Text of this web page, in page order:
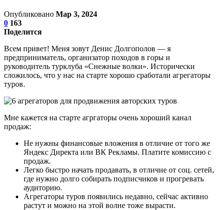
Опубликовано Мар 3, 2024
0 163
Поделится
Всем привет! Меня зовут Денис Долгополов — я
предприниматель, организатор походов в горы и
руководитель турклуба «Снежные волки». Исторически
сложилось, что у нас на старте хорошо сработали агрегаторы
туров.
Мне кажется на старте агргаторы очень хороший канал
продаж:
Не нужны финансовые вложения в отличие от того же
Яндекс Директа или ВК Рекламы. Платите комиссию с
продаж.
Легко быстро начать продавать, в отличие от соц. сетей,
где нужно долго собирать подписчиков и прогревать
аудиторию.
Агрегаторы туров появились недавно, сейчас активно
растут и можно на этой волне тоже вырасти.